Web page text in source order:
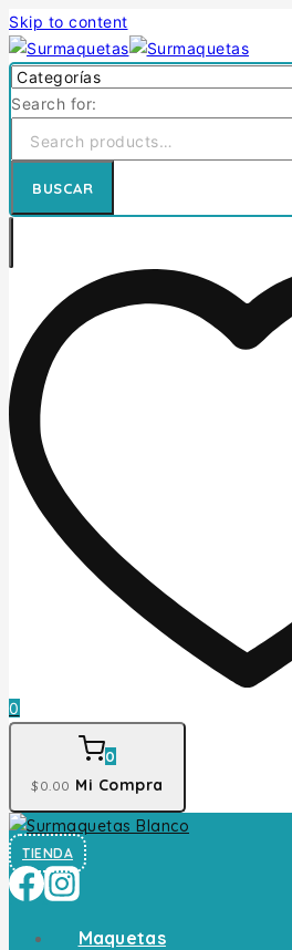
Skip to content
Search for:
BUSCAR
0
0
$0 .00 Mi Compra
TIENDA
Maquetas